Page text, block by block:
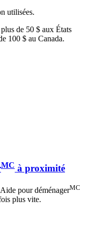
utilisées.
de 50 $ aux États
100 $ au Canada.
MC à proximité
pour déménagerMC
plus vite.